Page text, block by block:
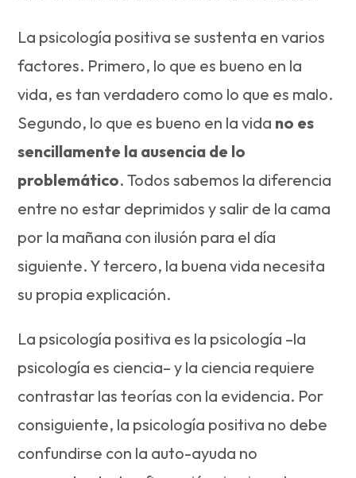
La psicología positiva se sustenta en varios
factores. Primero, lo que es bueno en la
vida, es tan verdadero como lo que es malo.
Segundo, lo que es bueno en la vida no es
sencillamente la ausencia de lo
problemático. Todos sabemos la diferencia
entre no estar deprimidos y salir de la cama
por la mañana con ilusión para el día
siguiente. Y tercero, la buena vida necesita
su propia explicación.
La psicología positiva es la psicología –la
psicología es ciencia– y la ciencia requiere
contrastar las teorías con la evidencia. Por
consiguiente, la psicología positiva no debe
confundirse con la auto-ayuda no